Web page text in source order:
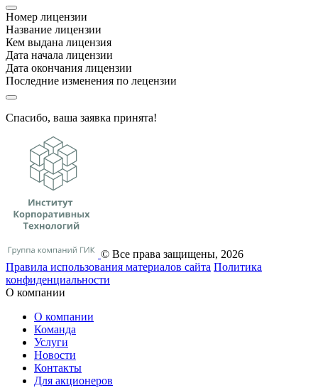
Номер лицензии
Название лицензии
Кем выдана лицензия
Дата начала лицензии
Дата окончания лицензии
Последние изменения по лецензии
Спасибо, ваша заявка принята!
© Все права защищены, 2026
Правила использования материалов сайта Политика
конфиденциальности
О компании
О компании
Команда
Услуги
Новости
Контакты
Для акционеров